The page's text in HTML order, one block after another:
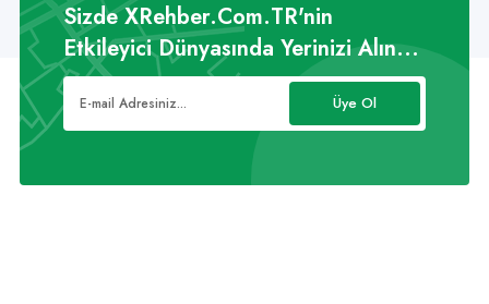
Sizde XRehber.Com.TR'nin
Etkileyici Dünyasında Yerinizi Alın...
Üye Ol